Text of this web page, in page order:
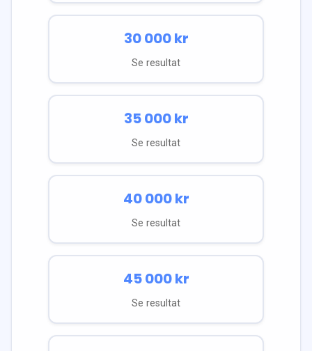
30 000kr
Se resultat
35 000kr
Se resultat
40 000kr
Se resultat
45 000kr
Se resultat